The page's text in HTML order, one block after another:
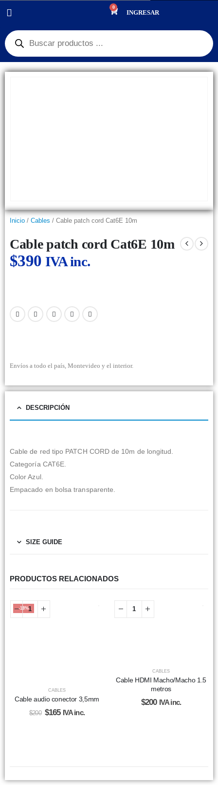
0
INGRESAR
CABLE PATCH CORD CAT6E 10M
Inicio / Cables / Cable patch cord Cat6E 10m
Cable patch cord Cat6E 10m
$390 IVA inc.
Envíos a todo el país, Montevideo y el interior.
DESCRIPCIÓN
Cable de red tipo PATCH CORD de 10m de longitud.
Categoría CAT6E.
Color Azul.
Empacado en bolsa transparente.
SIZE GUIDE
PRODUCTOS RELACIONADOS
-18%
CABLES
Cable audio conector 3,5mm
$200 $165 IVA inc.
CABLES
Cable HDMI Macho/Macho 1.5
metros
$200 IVA inc.